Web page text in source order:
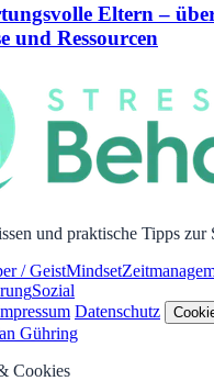
Eltern –
und Ressourcen
und praktische Tipps zur
/ GeistMindset
Sozial
Datenschutz
Gühring
Cookies